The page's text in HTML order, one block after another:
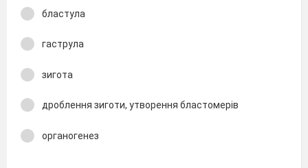
бластула
гаструла
зигота
дроблення зиготи, утворення бластомерів
органогенез